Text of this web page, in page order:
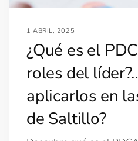
1 ABRIL, 2025
¿Qué es el
roles del
aplicarlos en
de Saltillo?